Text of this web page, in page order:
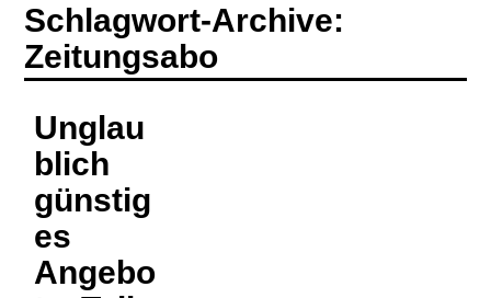
Schlagwort-Archive:
Zeitungsabo
Unglau
blich
günstig
es
Angebo